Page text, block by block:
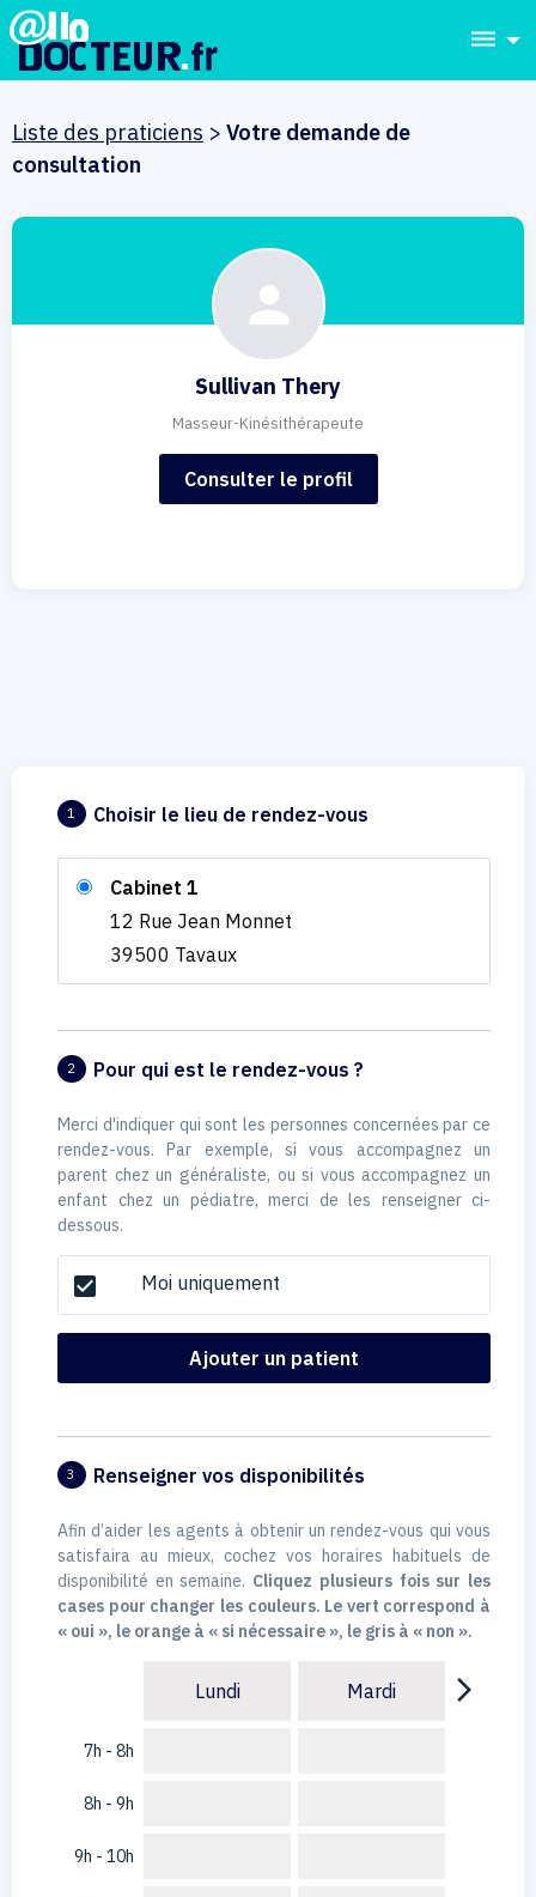
dehaze
Liste des praticiens > Votre demande de
consultation
Sullivan Thery
Masseur-Kinésithérapeute
Consulter le profil
1 Choisir le lieu de rendez-vous
Cabinet 1
12 Rue Jean Monnet
39500 Tavaux
2 Pour qui est le rendez-vous ?
Merci d'indiquer qui sont les personnes concernées par ce
rendez-vous. Par exemple, si vous accompagnez un
parent chez un généraliste, ou si vous accompagnez un
enfant chez un pédiatre, merci de les renseigner ci-
dessous.
check_box Moi uniquement
Ajouter un patient
3 Renseigner vos disponibilités
Afin d’aider les agents à obtenir un rendez-vous qui vous
satisfaira au mieux, cochez vos horaires habituels de
disponibilité en semaine. Cliquez plusieurs fois sur les
cases pour changer les couleurs. Le vert correspond à
« oui », le orange à « si nécessaire », le gris à « non ».
7h - 8h
8h - 9h
9h - 10h
Lundi Mardi arrow_forward_ios